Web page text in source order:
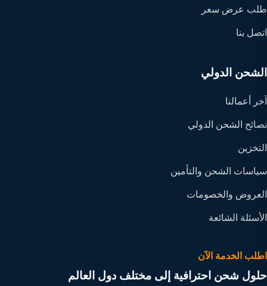
طلب عرض سعر
اتصل بنا
الشحن الدولي
آخر أعمالنا
نصائح الشحن الدولي
التخزين
سياسات الشحن والتأمين
العروض والخصومات
الأسئلة الشائعة
اطلب الخدمة الآن
حلول شحن احترافية إلى مختلف دول العالم